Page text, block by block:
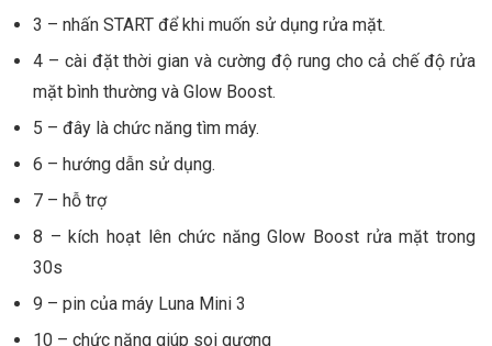
3 – nhấn START để khi muốn sử dụng rửa mặt.
4 – cài đặt thời gian và cường độ rung cho cả chế độ rửa
mặt bình thường và Glow Boost.
5 – đây là chức năng tìm máy.
6 – hướng dẫn sử dụng.
7 – hỗ trợ
8 – kích hoạt lên chức năng Glow Boost rửa mặt trong
30s
9 – pin của máy Luna Mini 3
10 – chức năng giúp soi gương